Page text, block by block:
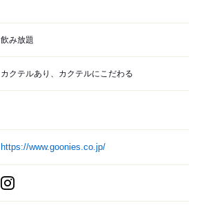
飲み放題
カクテルあり、カクテルにこだわる
https://www.goonies.co.jp/